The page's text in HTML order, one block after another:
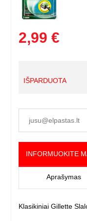
2,99 €
IŠPARDUOTA
INFORMUOKITE
Aprašymas
Klasikiniai Gillette